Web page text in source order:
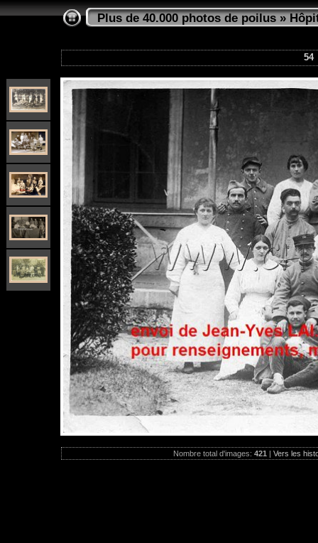
Plus de 40.000 photos de poilus»
54
Nombre total d'images: 421 | Vers les